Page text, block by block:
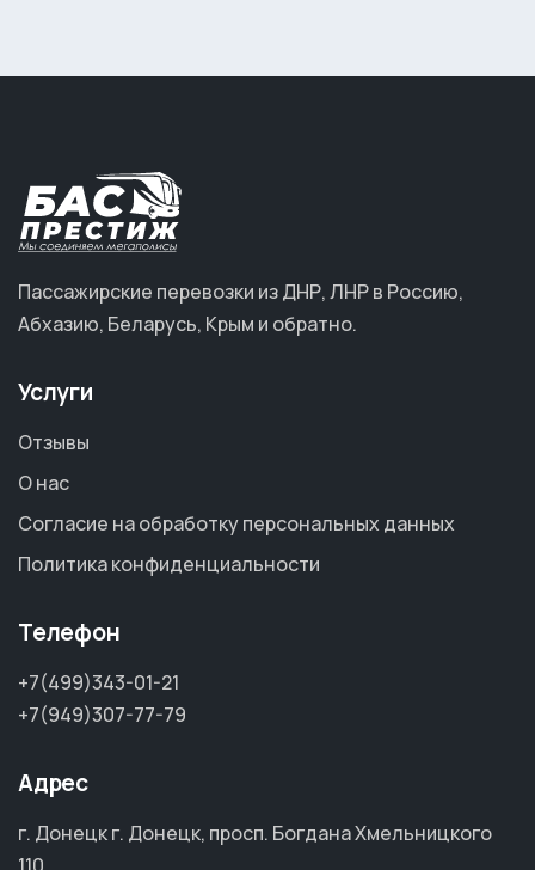
Пассажирские перевозки из ДНР, ЛНР в Россию,
Абхазию, Беларусь, Крым и обратно.
Услуги
Отзывы
О нас
Согласие на обработку персональных данных
Политика конфиденциальности
Телефон
+7(499)343-01-21
+7(949)307-77-79
Адрес
г. Донецк г. Донецк, просп. Богдана Хмельницкого